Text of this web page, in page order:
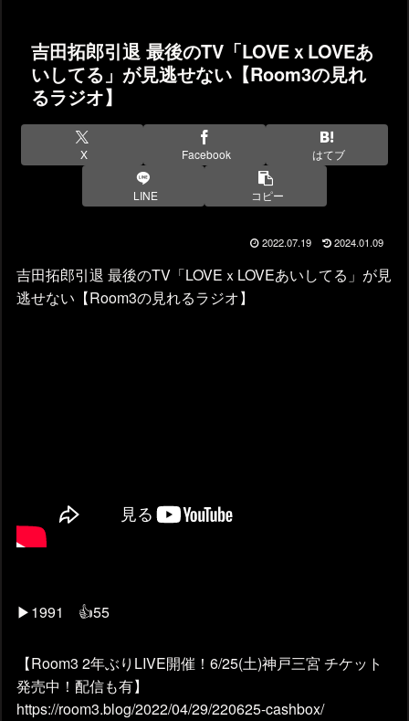
吉田拓郎引退 最後のTV「LOVEｘLOVEあ
いしてる」が見逃せない【Room3の見れ
るラジオ】
X Facebook はてブ
LINE コピー
2022.07.19 2024.01.09
吉田拓郎引退 最後のTV「LOVEｘLOVEあいしてる」が見
逃せない【Room3の見れるラジオ】
▶1991 👍55
【Room3 2年ぶりLIVE開催！6/25(土)神戸三宮 チケット
発売中！配信も有】
https://room3.blog/2022/04/29/220625-cashbox/